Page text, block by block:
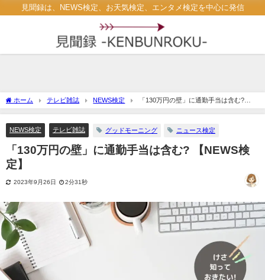
見聞録は、NEWS検定、お天気検定、エンタメ検定を中心に発信
ホーム テレビ雑誌 NEWS検定
「130万円の壁」に通勤手当は含む?
【NEWS検定】
NEWS検定 テレビ雑誌 グッドモーニング ニュース検定
「130万円の壁」に通勤手当は含む? 【NEWS検
定】
2023年9月26日 2分31秒